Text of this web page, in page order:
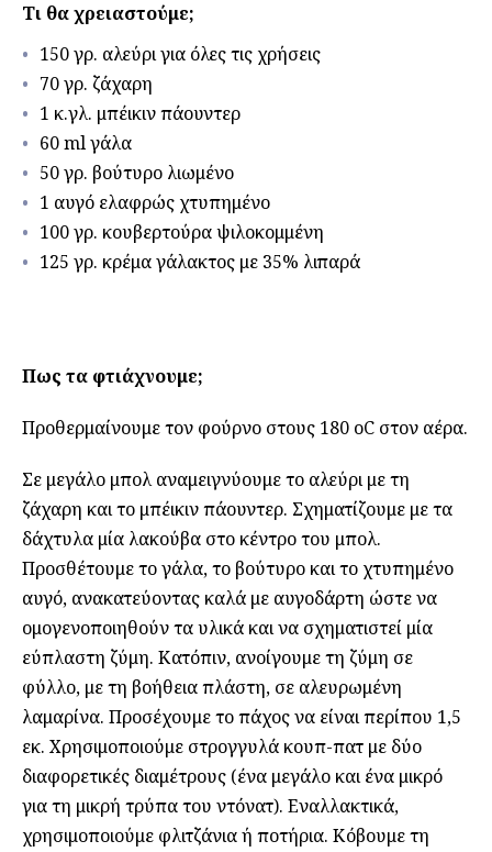
Τι θα χρειαστούμε;
150 γρ. αλεύρι για όλες τις χρήσεις
70 γρ. ζάχαρη
1 κ.γλ. μπέικιν πάουντερ
60 ml γάλα
50 γρ. βούτυρο λιωμένο
1 αυγό ελαφρώς χτυπημένο
100 γρ. κουβερτούρα ψιλοκομμένη
125 γρ. κρέμα γάλακτος με 35% λιπαρά
Πως τα φτιάχνουμε;
Προθερμαίνουμε τον φούρνο στους 180 οC στον αέρα.
Σε μεγάλο μπολ αναμειγνύουμε το αλεύρι με τη
ζάχαρη και το μπέικιν πάουντερ. Σχηματίζουμε με τα
δάχτυλα μία λακούβα στο κέντρο του μπολ.
Προσθέτουμε το γάλα, το βούτυρο και το χτυπημένο
αυγό, ανακατεύοντας καλά με αυγοδάρτη ώστε να
ομογενοποιηθούν τα υλικά και να σχηματιστεί μία
εύπλαστη ζύμη. Κατόπιν, ανοίγουμε τη ζύμη σε
φύλλο, με τη βοήθεια πλάστη, σε αλευρωμένη
λαμαρίνα. Προσέχουμε το πάχος να είναι περίπου 1,5
εκ. Χρησιμοποιούμε στρογγυλά κουπ-πατ με δύο
διαφορετικές διαμέτρους (ένα μεγάλο και ένα μικρό
για τη μικρή τρύπα του ντόνατ). Εναλλακτικά,
χρησιμοποιούμε φλιτζάνια ή ποτήρια. Κόβουμε τη